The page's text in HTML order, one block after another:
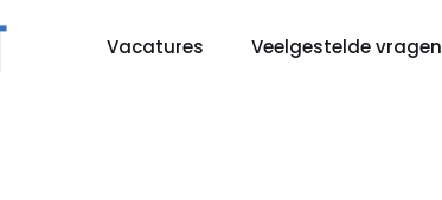
Vacatures Veelgestelde vragen